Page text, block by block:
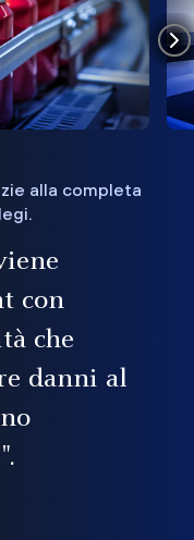
alla completa
con
che
danni al